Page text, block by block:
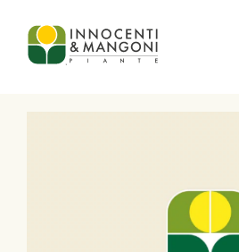
Skip to main content